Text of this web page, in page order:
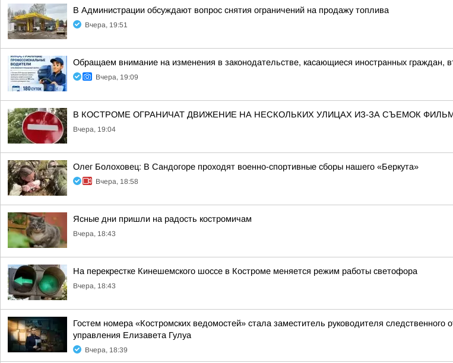
В Администрации обсуждают вопрос снятия ограничений на продажу топлива
Вчера, 19:51
Обращаем внимание на изменения в законодательстве, касающиеся иностранных
Вчера, 19:09
В КОСТРОМЕ ОГРАНИЧАТ ДВИЖЕНИЕ НА НЕСКОЛЬКИХ УЛИЦАХ ИЗ-ЗА СЪЕМОК
Вчера, 19:04
Олег Болоховец: В Сандогоре проходят военно-спортивные сборы нашего «Беркута»
Вчера, 18:58
Ясные дни пришли на радость костромичам
Вчера, 18:43
На перекрестке Кинешемского шоссе в Костроме меняется режим работы светофора
Вчера, 18:43
Гостем номера «Костромских ведомостей» стала заместитель руководителя
управления Елизавета Гулуа
Вчера, 18:39